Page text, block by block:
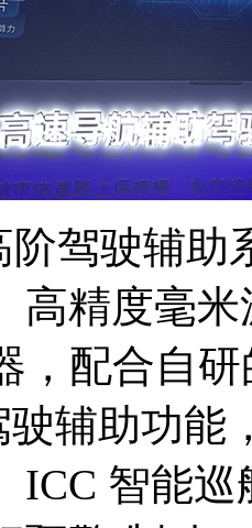
阶驾驶辅助
高精度毫
，配合自
辅助功能
ICC 智能